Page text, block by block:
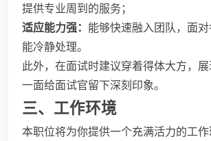
提供专业周到的服务；
适应能力强： 能够快速融入团队，面
能冷静处理。
此外，在面试时建议穿着得体大方，
一面给面试官留下深刻印象。
三、工作环境
本职位将为你提供一个充满活力的工